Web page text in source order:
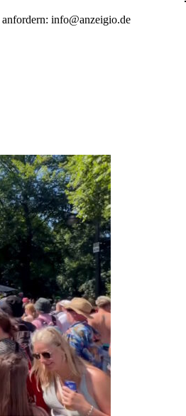
anfordern: info@anzeigio.de